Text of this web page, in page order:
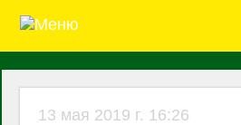
13 мая 2019 г. 16:26